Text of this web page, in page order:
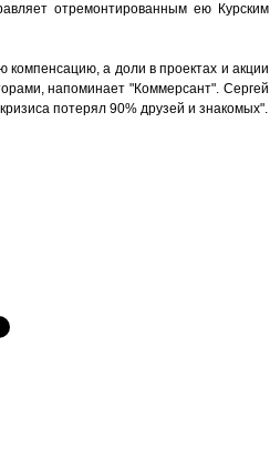
отремонтированным ею Курским
компенсацию, а доли в проектах и акции
напоминает "Коммерсант". Сергей
потерял 90% друзей и знакомых".